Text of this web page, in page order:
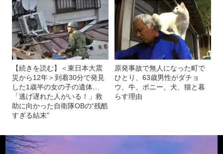
【続きを読む】＜東日本大震
災から12年＞到着30分で発見
した1歳半の女の子の遺体…
「逃げ遅れた人がいる！」救
助に向かった自衛隊OBの“残酷
すぎる結末”
原発事故で無人になった町で
ひとり、63歳男性がダチョ
ウ、牛、ポニー、犬、猫と暮
らす理由